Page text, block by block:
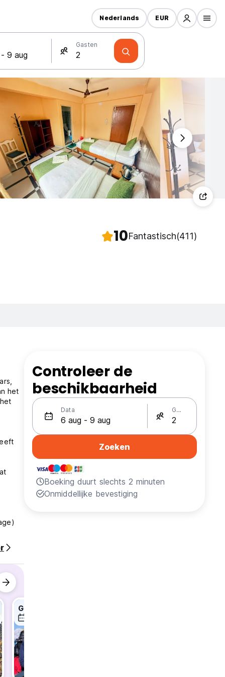
Gasten
Nederlands EUR
10Fantastisch(411)
het
Controleer de
beschikbaarheid
Data Gasten
Zoeken
Boeking duurt slechts 2 minuten
Onmiddellijke bevestiging